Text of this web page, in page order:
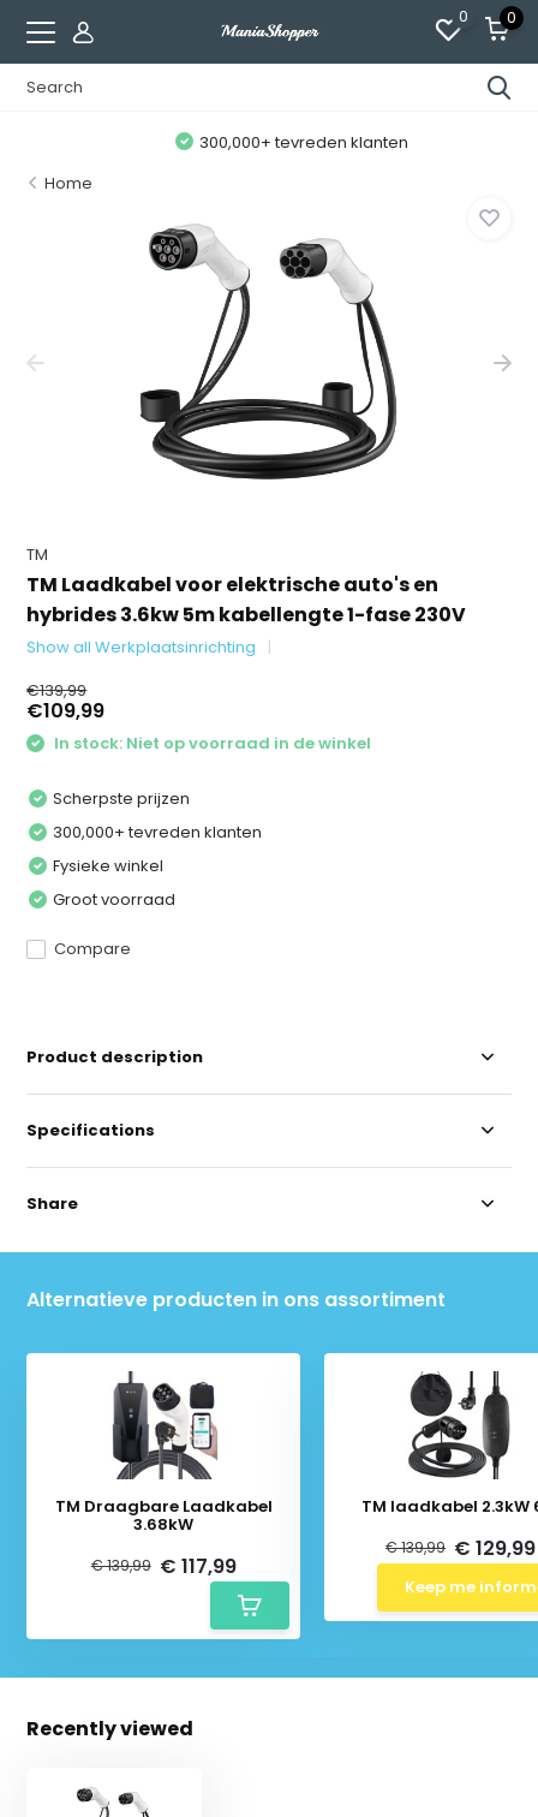
0 0
300,000+ tevreden klanten
Home
TM
TM Laadkabel voor elektrische auto's en
hybrides 3.6kw 5m kabellengte 1-fase 230V
Show all Werkplaatsinrichting
€139,99
€109,99
In stock: Niet op voorraad in de winkel
Scherpste prijzen
300,000+ tevreden klanten
Fysieke winkel
Groot voorraad
Compare
Product description
Specifications
Share
Alternatieve producten in ons assortiment
TM Draagbare Laadkabel
3.68kW
€ 139,99 € 117,99
TM laadkabel 2.3kW
€ 139,99 € 129,99
Keep me
Recently viewed